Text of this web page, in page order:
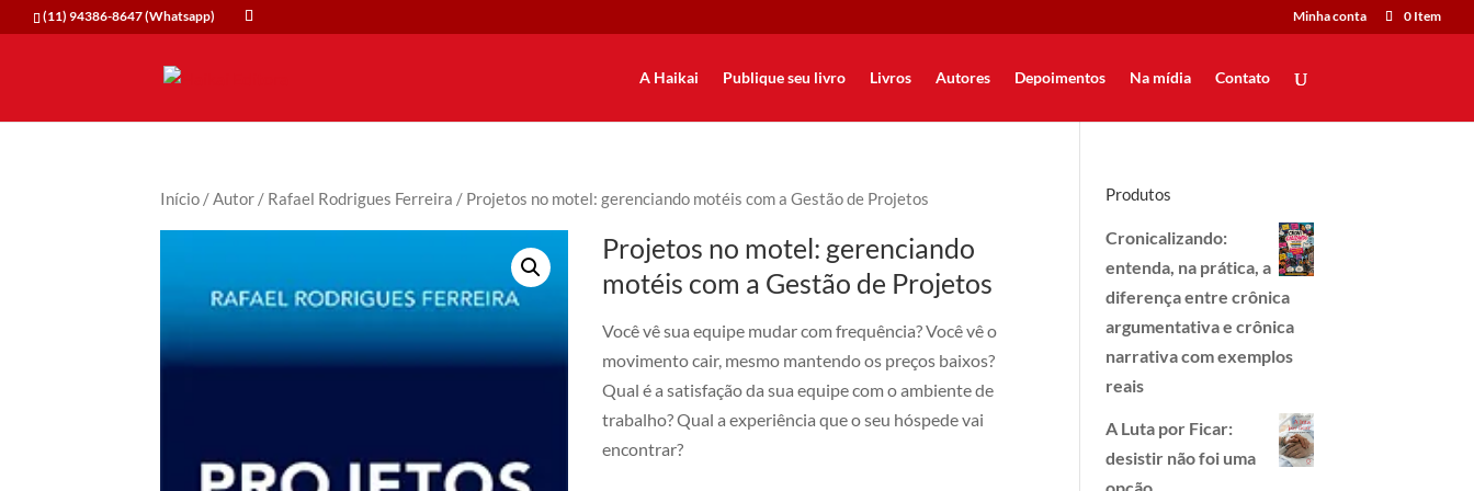
(11) 94386-8647 (Whatsapp) Minha conta 0 Item
A Haikai Publique seu livro Livros Autores Depoimentos Na mídia Contato
Início /Autor / Rafael Rodrigues Ferreira / Projetos no motel: gerenciando motéis com a Gestão de Projetos
Projetos no motel: gerenciando
motéis com a Gestão de Projetos
Você vê sua equipe mudar com frequência? Você vê o
movimento cair, mesmo mantendo os preços baixos?
Qual é a satisfação da sua equipe com o ambiente de
trabalho? Qual a experiência que o seu hóspede vai
encontrar?
Produtos
Cronicalizando:
entenda, na prática, a
diferença entre crônica
argumentativa e crônica
narrativa com exemplos
reais
A Luta por Ficar:
desistir não foi uma